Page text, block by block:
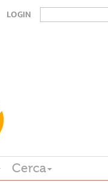
LOGIN
Cerca